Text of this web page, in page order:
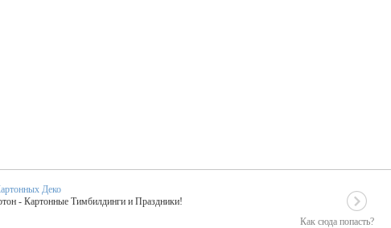
Как сюда попасть?
Деко
- Картонные Тимбилдинги и Праздники!